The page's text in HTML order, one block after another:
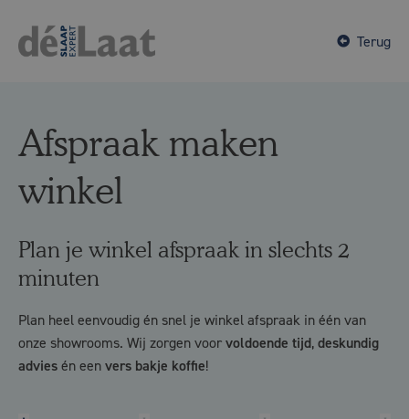
Terug
Afspraak maken
winkel
Plan je winkel afspraak in slechts 2
minuten​
Plan heel eenvoudig én snel je winkel afspraak in één van
onze showrooms. Wij zorgen voorvoldoende tijd,deskundig
adviesén eenvers bakje koffie!